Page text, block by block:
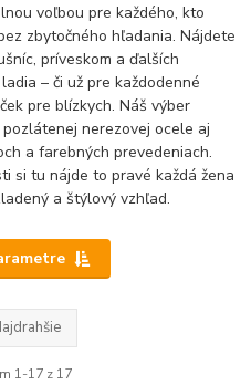
voľbou pre každého, kto
zbytočného hľadania. Nájdete
príveskom a ďalších
– či už pre každodenné
pre blízkych. Náš výber
nerezovej ocele aj
a farebných prevedeniach.
si tu nájde to pravé každá žena
a štýlový vzhľad.
1-17 z 17